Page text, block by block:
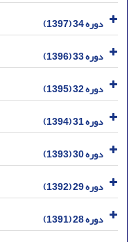
دوره 34 (1397)
دوره 33 (1396)
دوره 32 (1395)
دوره 31 (1394)
دوره 30 (1393)
دوره 29 (1392)
دوره 28 (1391)